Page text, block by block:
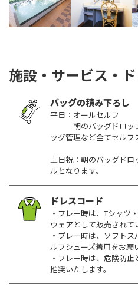
施設・サービス・
バッグの積み下ろし
平日：オールセルフ
朝のバッグドロップ
ッグ管理など全てセルフ
土日祝：朝のバッグドロ
ルとなります。
ドレスコード
・プレー時は、Tシャツ
ウェアとして販売されて
・プレー時は、ソフト
ルフシューズ着用をお願
・プレー時は、危険防
推奨いたします。